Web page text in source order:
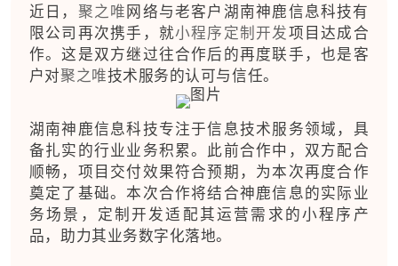
近日， 聚之唯网络与老客户湖南神鹿信息科技有
限公司再次携手，就小程序定制开发项目达成合
作。这是双方继过往合作后的再度联手，也是客
户对聚之唯技术服务的认可与信任。
湖南神鹿信息科技专注于信息技术服务领域，具
备扎实的行业业务积累。此前合作中，双方配合
顺畅，项目交付效果符合预期，为本次再度合作
奠定了基础。本次合作将结合神鹿信息的实际业
务场景，定制开发适配其运营需求的小程序产
品，助力其业务数字化落地。